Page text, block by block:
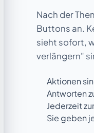
Nach der
Buttons an.
sieht sofort,
verlängern"
Aktionen
Antworten
Jederzeit
Sie geben